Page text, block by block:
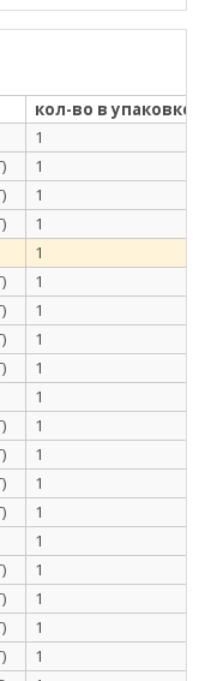
кол-во в упаковке
1
1
1
1
1
1
1
1
1
1
1
1
1
1
1
1
1
1
1